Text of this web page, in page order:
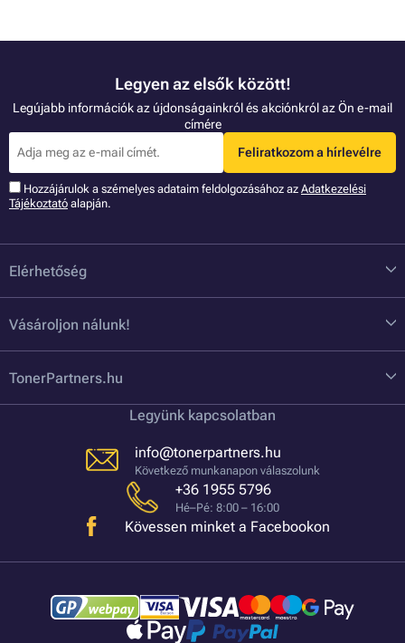
Legyen az elsők között!
Legújabb információk az újdonságainkról és akciónkról az Ön e-mail
címére
Feliratkozom a hírlevélre
Hozzájárulok a szémelyes adataim feldolgozásához az Adatkezelési
Tájékoztató alapján.
Elérhetőség
Vásároljon nálunk!
TonerPartners.hu
Legyünk kapcsolatban
info@tonerpartners.hu
Következő munkanapon válaszolunk
+36 1955 5796
Hé–Pé: 8:00 – 16:00
Kövessen minket a Facebookon